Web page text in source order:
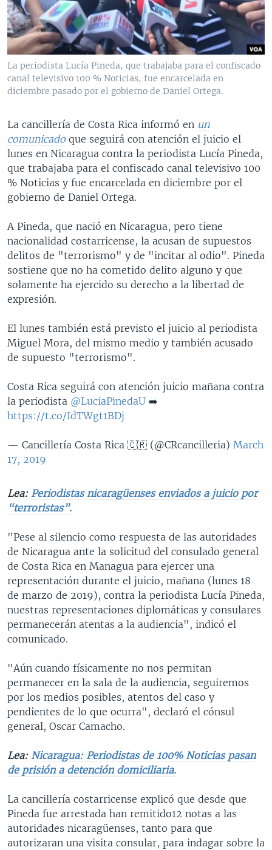
VENEZUELA
BRASIL
NICARAGUA
ECONOMÍA
ENTRETENIMIENTO Y CULTURA
TECNOLOGÍA
DEPORTES
CIENCIA Y SALUD
MULTIMEDIA
VIDEOS
FOTOGRAFÍA
AUDIOS
PROGRAMAS TV
EL MUNDO AL DÍA
FORO INTERAMERICANO
VISIÓN 360
LAS CLAVES
PANORAMA
RADIO
AVANCE INFORMATIVO
AUDIONOTICIAS
BUENOS DÍAS AMÉRICA
ESTADOS UNIDOS AL DÍA
EL MUNDO AL DÍA [RADIO]
FORO [RADIO]
NOTA ECONÓMICA
ENTRETENIMIENTO
DIRECT
DOCUMENTALES DE LA VOA
Learning English
Idiomas
La periodista Lucía Pineda, que trabajaba para el confiscado
canal televisivo 100 % Noticias, fue encarcelada en
diciembre pasado por el gobierno de Daniel Ortega.
La cancillería de Costa Rica informó en un
comunicado que seguirá con atención el juicio el
lunes en Nicaragua contra la periodista Lucía Pineda,
que trabajaba para el confiscado canal televisivo 100
% Noticias y fue encarcelada en diciembre por el
gobierno de Daniel Ortega.
A Pineda, que nació en Nicaragua, pero tiene
nacionalidad costarricense, la acusan de supuestos
delitos de "terrorismo" y de "incitar al odio". Pineda
sostiene que no ha cometido delito alguno y que
solamente ha ejercido su derecho a la libertad de
expresión.
El lunes también está previsto el juicio al periodista
Miguel Mora, del mismo medio y también acusado
de supuesto "terrorismo".
Costa Rica seguirá con atención juicio mañana contra
la periodista @LuciaPinedaU ➡️
https://t.co/IdTWgt1BDj
— Cancillería Costa Rica 🇨🇷 (@CRcancilleria) March
17, 2019
Lea: Periodistas nicaragüenses enviados a juicio por
“terroristas”.
"Pese al silencio como respuesta de las autoridades
de Nicaragua ante la solicitud del consulado general
de Costa Rica en Managua para ejercer una
representación durante el juicio, mañana (lunes 18
de marzo de 2019), contra la periodista Lucía Pineda,
nuestras representaciones diplomáticas y consulares
permanecerán atentas a la audiencia", indicó el
comunicado.
"Aún cuando físicamente no nos permitan
permanecer en la sala de la audiencia, seguiremos
por los medios posibles, atentos del caso y
pendientes de lo que ocurra", declaró el cónsul
general, Oscar Camacho.
Lea: Nicaragua: Periodistas de 100% Noticias pasan
de prisión a detención domiciliaria.
La cancillería costarricense explicó que desde que
Pineda fue arrestada han remitido12 notas a las
autoridades nicaragüenses, tanto para que
autorizaran una visita consular, para indagar sobre la